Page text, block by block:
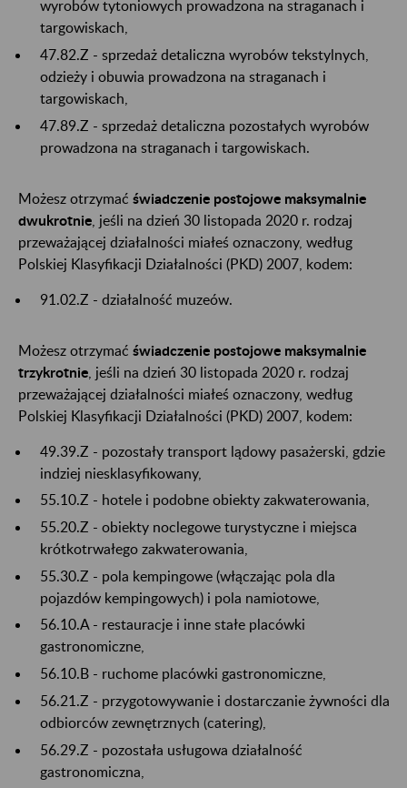
wyrobów tytoniowych prowadzona na straganach i
targowiskach,
47.82.Z - sprzedaż detaliczna wyrobów tekstylnych,
odzieży i obuwia prowadzona na straganach i
targowiskach,
47.89.Z - sprzedaż detaliczna pozostałych wyrobów
prowadzona na straganach i targowiskach.
Możesz otrzymać świadczenie postojowe maksymalnie
dwukrotnie , jeśli na dzień 30 listopada 2020 r. rodzaj
przeważającej działalności miałeś oznaczony, według
Polskiej Klasyfikacji Działalności (PKD) 2007, kodem:
91.02.Z - działalność muzeów.
Możesz otrzymać świadczenie postojowe maksymalnie
trzykrotnie , jeśli na dzień 30 listopada 2020 r. rodzaj
przeważającej działalności miałeś oznaczony, według
Polskiej Klasyfikacji Działalności (PKD) 2007, kodem:
49.39.Z - pozostały transport lądowy pasażerski, gdzie
indziej niesklasyfikowany,
55.10.Z - hotele i podobne obiekty zakwaterowania,
55.20.Z - obiekty noclegowe turystyczne i miejsca
krótkotrwałego zakwaterowania,
55.30.Z - pola kempingowe (włączając pola dla
pojazdów kempingowych) i pola namiotowe,
56.10.A - restauracje i inne stałe placówki
gastronomiczne,
56.10.B - ruchome placówki gastronomiczne,
56.21.Z - przygotowywanie i dostarczanie żywności dla
odbiorców zewnętrznych (catering),
56.29.Z - pozostała usługowa działalność
gastronomiczna,